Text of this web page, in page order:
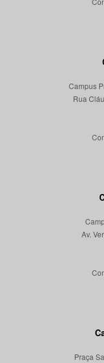
Campus
Rua
Av.
Praça